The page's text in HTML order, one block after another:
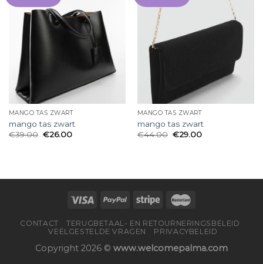
MANGO TAS ZWART
mango tas zwart
€39.00 €26.00
MANGO TAS ZWART
mango tas zwart
€44.00 €29.00
CONTACT
TERUGBETAAL- EN RETOURNERINGSBELEID
VEELGESTELDE VRAGEN
PRIVACYBELEID
Copyright 2026 © www.welcomepalma.com